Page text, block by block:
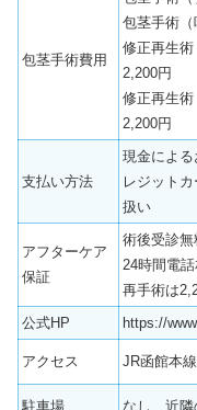
包茎手術費用
包茎手術（
修正再生
2,200円
修正再生
2,200円
支払い方法
現金によ
レジット
扱い
アフターケア
保証
術後受診無
24時間電
再手術は
公式HP
https://
アクセス JR函館本
駐車場 なし 近隣